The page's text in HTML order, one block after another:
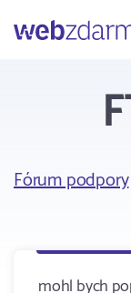
Webzdarma
Fórum podpory
mohl bych